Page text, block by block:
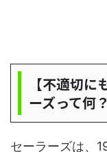
【不適切
ーズって何？
セーラーズは、